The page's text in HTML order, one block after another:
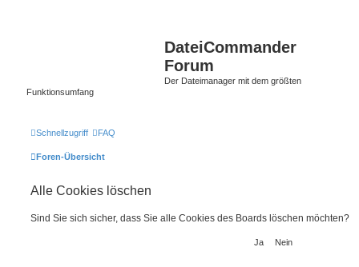
DateiCommander
Forum
Der Dateimanager mit dem größten
Funktionsumfang
Schnellzugriff FAQ
Foren-Übersicht
Alle Cookies löschen
Sind Sie sich sicher, dass Sie alle Cookies des Boards löschen möchten?